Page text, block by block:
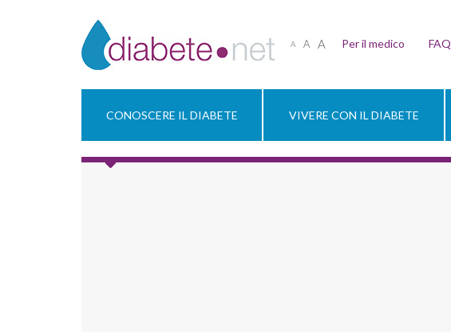
A A A Per il medico FAQ
CONOSCERE IL DIABETE VIVERE CON IL DIABETE